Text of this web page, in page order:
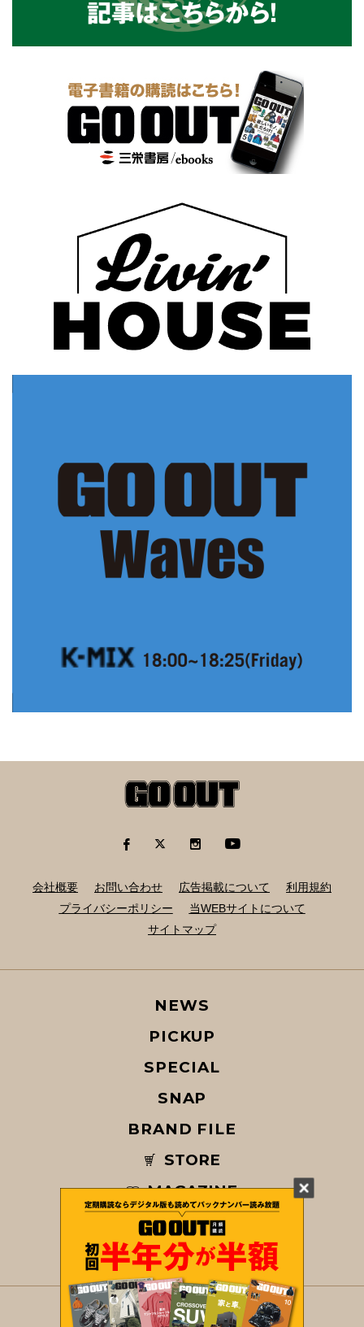
会社概要 お問い合わせ 広告掲載について
利用規約
プライバシーポリシー
当WEBサイトについて
サイトマップ
© COPYRIGHT 2026 GO OUT / SAN-EI CORPORATION Co.,Ltd.
NEWS
PICKUP
SPECIAL
SNAP
BRAND FILE
STORE
MAGAZINE